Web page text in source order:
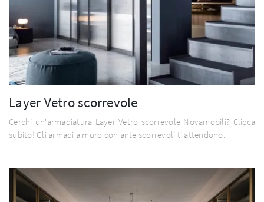
Layer Vetro scorrevole
Cerchi un'armadiatura Layer Vetro scorrevole Novamobili? Clicca
subito! Gli armadi a muro con ante scorrevoli ti attendono.